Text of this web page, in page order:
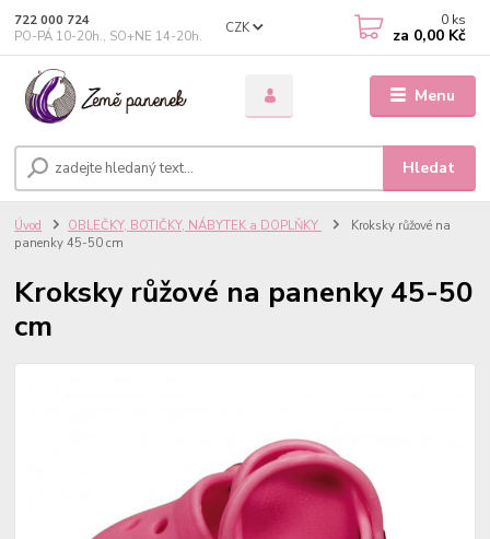
Menu
CZK
Hledat
722 000 724
PO-PÁ 10-20h., SO+NE 14-20h.
0 ks
za 0,00 Kč
Úvod OBLEČKY, BOTIČKY, NÁBYTEK a DOPLŇKY
Kroksky růžové na
panenky 45-50 cm
Kroksky růžové na panenky 45-50
cm